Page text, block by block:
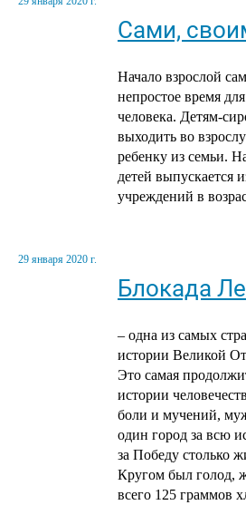
Сами,
Начало взрослой
непростое время
человека. Детям-
выходить во
ребенку из семьи.
детей выпускается
учреждений в
29 января 2020 г.
Блокада
– одна из самых
истории Великой
Это самая
истории
боли и мучений,
один город за всю
за Победу столько
Кругом был голод,
всего 125 граммов